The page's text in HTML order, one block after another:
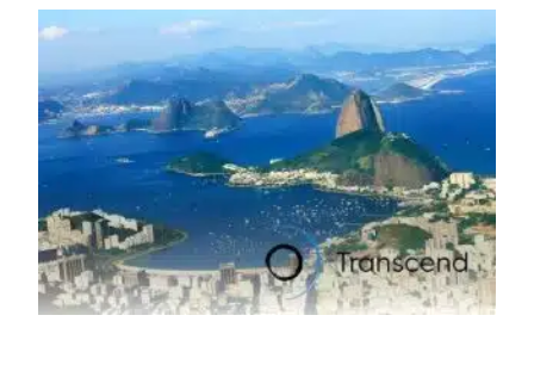
insumo, a sucata, devido, sobretudo, ao interesse chinês
pela matéria-prima.